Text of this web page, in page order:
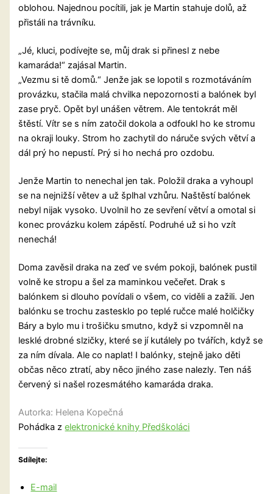
oblohou. Najednou pocítili, jak je Martin stahuje dolů, až
přistáli na trávníku.
„Jé, kluci, podívejte se, můj drak si přinesl z nebe
kamaráda!“ zajásal Martin.
„Vezmu si tě domů.“ Jenže jak se lopotil s rozmotáváním
provázku, stačila malá chvilka nepozornosti a balónek byl
zase pryč. Opět byl unášen větrem. Ale tentokrát měl
štěstí. Vítr se s ním zatočil dokola a odfoukl ho ke stromu
na okraji louky. Strom ho zachytil do náruče svých větví a
dál prý ho nepustí. Prý si ho nechá pro ozdobu.
Jenže Martin to nenechal jen tak. Položil draka a vyhoupl
se na nejnižší větev a už šplhal vzhůru. Naštěstí balónek
nebyl nijak vysoko. Uvolnil ho ze sevření větví a omotal si
konec provázku kolem zápěstí. Podruhé už si ho vzít
nenechá!
Doma zavěsil draka na zeď ve svém pokoji, balónek pustil
volně ke stropu a šel za maminkou večeřet. Drak s
balónkem si dlouho povídali o všem, co viděli a zažili. Jen
balónku se trochu zastesklo po teplé ručce malé holčičky
Báry a bylo mu i trošičku smutno, když si vzpomněl na
lesklé drobné slzičky, které se jí kutálely po tvářích, když se
za ním dívala. Ale co naplat! I balónky, stejně jako děti
občas něco ztratí, aby něco jiného zase nalezly. Ten náš
červený si našel rozesmátého kamaráda draka.
Autorka: Helena Kopečná
Pohádka zelektronické knihy Předškoláci
Sdílejte:
E-mail